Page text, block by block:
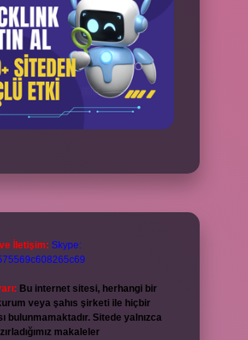
İletişim: Skype:
Bu internet sitesi, herhangi bir
veya şahıs şirketi ile hiçbir
bulunmamaktadır. Sitede yalnızca
makaleler